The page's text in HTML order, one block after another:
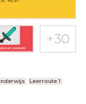
Leerroute 1